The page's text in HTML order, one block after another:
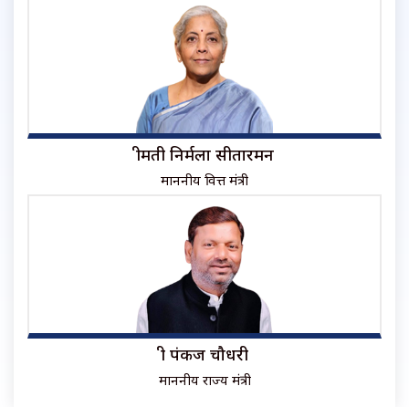
श्रीमती निर्मला सीतारमन
माननीय वित्त मंत्री
श्री पंकज चौधरी
माननीय राज्य मंत्री